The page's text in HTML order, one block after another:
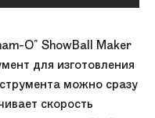
O" ShowBall Maker
для изготовления
можно сразу
скорость